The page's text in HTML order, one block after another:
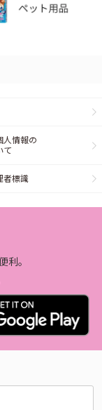
人情報の
て
者標識
利。